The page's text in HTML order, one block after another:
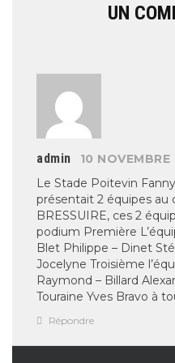
UN
admin
10
Le Stade Poitevin
présentait 2 équipes au
BRESSUIRE, ces 2
podium Première
Blet Philippe – Dinet
Jocelyne Troisième
Raymond – Billard
Touraine Yves Bravo à
Répondre